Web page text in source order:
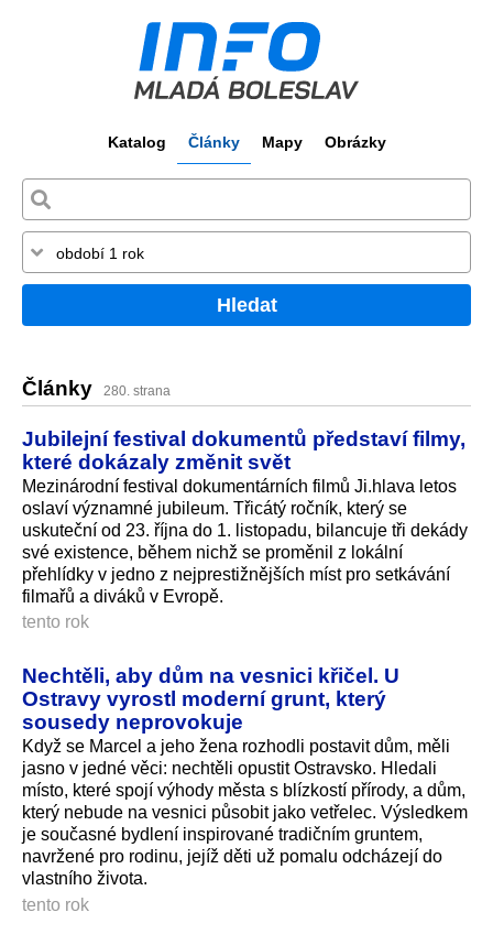
Katalog Články Mapy Obrázky
Hledat
Články 280. strana
Jubilejní festival dokumentů představí filmy,
které dokázaly změnit svět
Mezinárodní festival dokumentárních filmů Ji.hlava letos
oslaví významné jubileum. Třicátý ročník, který se
uskuteční od 23. října do 1. listopadu, bilancuje tři dekády
své existence, během nichž se proměnil z lokální
přehlídky v jedno z nejprestižnějších míst pro setkávání
filmařů a diváků v Evropě.
tento rok
Nechtěli, aby dům na vesnici křičel. U
Ostravy vyrostl moderní grunt, který
sousedy neprovokuje
Když se Marcel a jeho žena rozhodli postavit dům, měli
jasno v jedné věci: nechtěli opustit Ostravsko. Hledali
místo, které spojí výhody města s blízkostí přírody, a dům,
který nebude na vesnici působit jako vetřelec. Výsledkem
je současné bydlení inspirované tradičním gruntem,
navržené pro rodinu, jejíž děti už pomalu odcházejí do
vlastního života.
tento rok